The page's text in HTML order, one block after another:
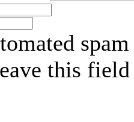
spam
this field